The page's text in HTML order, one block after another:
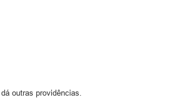
outras providências.